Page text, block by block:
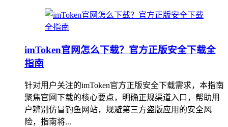
imToken官网怎么下载？官方正版安全下载全
指南
针对用户关注的imToken官方正版安全下载需求，本指南
聚焦官网下载的核心要点，明确正规渠道入口，帮助用
户辨别仿冒钓鱼网站，规避第三方盗版应用的安全风
险，指南将...